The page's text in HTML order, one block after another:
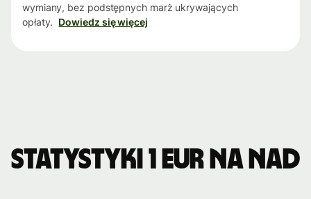
wymiany, bez podstępnych marż ukrywających
opłaty. Dowiedz się więcej
Statystyki 1 EUR na NAD